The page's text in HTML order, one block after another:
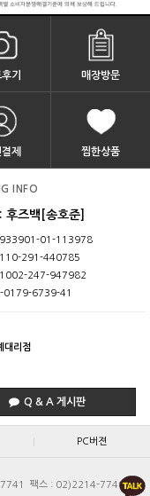
기 매장방문
제 찜한상품
INFO
후즈백[송호준]
933901-01-113978
110-291-440785
1002-247-947982
0179-6739-41
대리점
Q & A 게시판
PC버젼
팩스 : 02)2214-7740